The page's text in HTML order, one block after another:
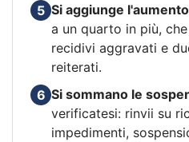
5 Si aggiunge
a un quarto in più,
recidivi aggravati e
reiterati.
6 Si sommano le
verificatesi: rinvii su
impedimenti,